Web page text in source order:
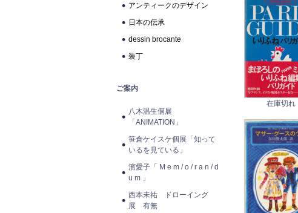
アンティークのデザイン
日本の伝承
dessin brocante
装丁
ご案内
八木温生個展
「ANIMATION」
笹倉ケイスケ個展「知って
いるを見ている」
濱愛子「 M e m / o / r a n / d
u m 」
西本未祐 ドローイング
展 有無
在庫切れ